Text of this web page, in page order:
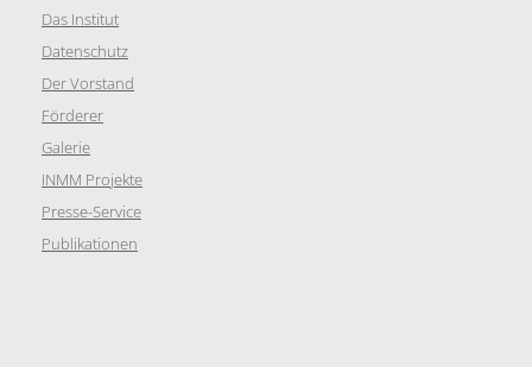
Das Institut
Datenschutz
Der Vorstand
Förderer
Galerie
INMM Projekte
Presse-Service
Publikationen